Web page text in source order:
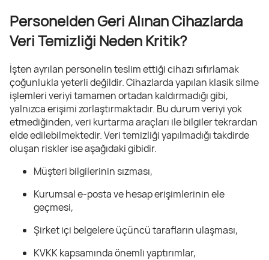
Personelden Geri Alınan Cihazlarda
Veri Temizliği Neden Kritik?
İşten ayrılan personelin teslim ettiği cihazı sıfırlamak
çoğunlukla yeterli değildir. Cihazlarda yapılan klasik silme
işlemleri veriyi tamamen ortadan kaldırmadığı gibi,
yalnızca erişimi zorlaştırmaktadır. Bu durum veriyi yok
etmediğinden, veri kurtarma araçları ile bilgiler tekrardan
elde edilebilmektedir. Veri temizliği yapılmadığı takdirde
oluşan riskler ise aşağıdaki gibidir.
Müşteri bilgilerinin sızması,
Kurumsal e-posta ve hesap erişimlerinin ele
geçmesi,
Şirket içi belgelere üçüncü tarafların ulaşması,
KVKK kapsamında önemli yaptırımlar,